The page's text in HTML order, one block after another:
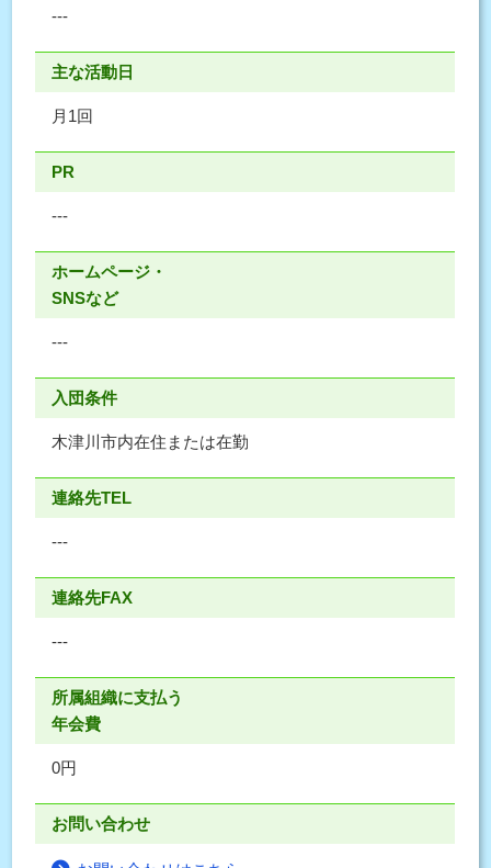
---
主な活動日
月1回
PR
---
ホームページ・
SNSなど
---
入団条件
木津川市内在住または在勤
連絡先TEL
---
連絡先FAX
---
所属組織に支払う
年会費
0円
お問い合わせ